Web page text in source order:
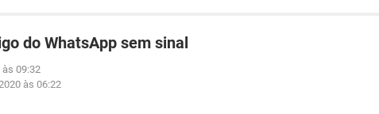
do WhatsApp sem sinal
às 09:32
às 06:22